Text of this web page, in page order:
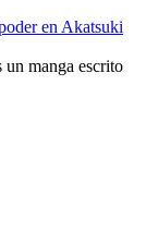
en Akatsuki
manga escrito